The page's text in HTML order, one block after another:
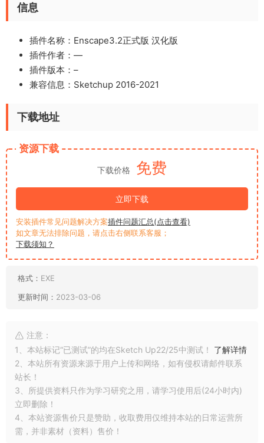
信息
插件名称：Enscape3.2正式版 汉化版
插件作者： —
插件版本：–
兼容信息：Sketchup 2016-2021
下载地址
资源下载
下载价格 免费
立即下载
安装插件常见问题解决方案插件问题汇总(点击查看)
如文章无法排除问题，请点击右侧联系客服；
下载须知？
格式： EXE
更新时间： 2023-03-06
注意：
1、本站标记“已测试”的均在Sketch Up22/25中测试！ 了解详情
2、本站所有资源来源于用户上传和网络，如有侵权请邮件联系
站长！
3、所提供资料只作为学习研究之用，请学习使用后(24小时内)
立即删除！
4、本站资源售价只是赞助，收取费用仅维持本站的日常运营所
需，并非素材（资料）售价！